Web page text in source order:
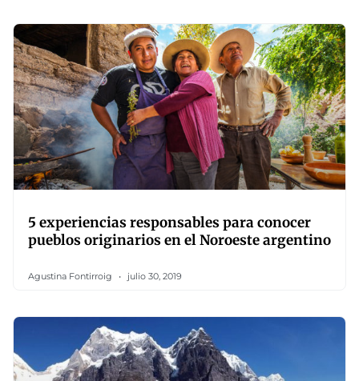
5 experiencias responsables para conocer
pueblos originarios en el Noroeste argentino
Agustina Fontirroig julio 30, 2019